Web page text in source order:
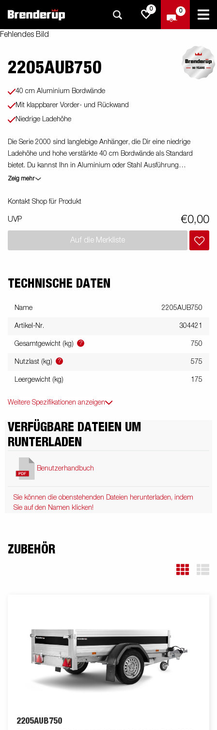
0 0
Fehlendes Bild
2205AUB750
40 cm Aluminium Bordwände
Mit klappbarer Vorder- und Rückwand
Niedrige Ladehöhe
Die Serie 2000 sind langlebige Anhänger, die Dir eine niedrige
Ladehöhe und hohe verstärkte 40 cm Bordwände als Standard
bietet. Du kannst Ihn in Aluminium oder Stahl Ausführung
bekommen. Er ist ein einfach zu beladener Anhänger der in
ist. Es gibt Ihn in ungebremster oder gebremster Versionen sowie
Zurrösen für die sichere Beladung. Wie immer bieten wir Dir ein
breites Zubehörprogramm für diese Serie an. Bilder dienen der
Zeig mehr
Kontakt Shop für Produkt
UVP €0,00
Auf die Merkliste
TECHNISCHE DATEN
Name 2205AUB750
Artikel-Nr. 304421
Gesamtgewicht (kg) ? 750
Nutzlast (kg) ? 575
Leergewicht (kg) 175
Weitere Spezifikationen anzeigen
VERFÜGBARE DATEIEN UM
RUNTERLADEN
Benutzerhandbuch
Sie können die obenstehenden Dateien herunterladen, indem
Sie auf den Namen klicken!
ZUBEHÖR
2205AUB750